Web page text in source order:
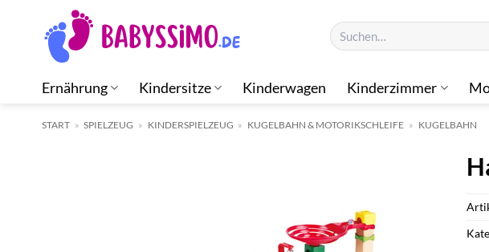
springen
Suchen
nach:
Ernährung Kindersitze Kinderwagen Kinderzimmer
START » SPIELZEUG » KINDERSPIELZEUG » KUGELBAHN & MOTORIKSCHLEIFE » KUGELBAHN